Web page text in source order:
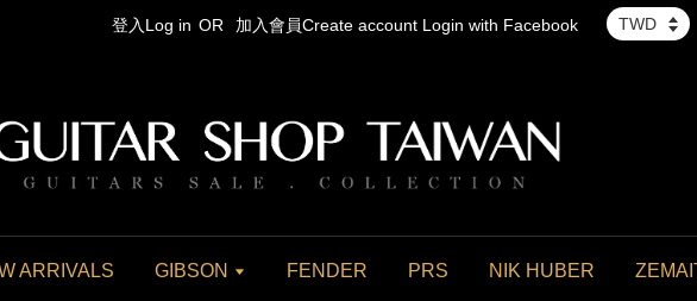
登入Log in OR 加入會員Create account Login with Facebook
ARRIVALS GIBSON FENDER PRS NIK HUBER